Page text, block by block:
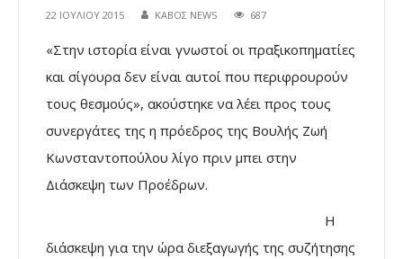
22 ΙΟΥΛΊΟΥ 2015 ΚΑΒΟΣ NEWS 687
«Στην ιστορία είναι γνωστοί οι πραξικοπηματίες
και σίγουρα δεν είναι αυτοί που περιφρουρούν
τους θεσμούς», ακούστηκε να λέει προς τους
συνεργάτες της η πρόεδρος της Βουλής Ζωή
Κωνσταντοπούλου λίγο πριν μπει στην
Διάσκεψη των Προέδρων.
Η
διάσκεψη για την ώρα διεξαγωγής της συζήτησης